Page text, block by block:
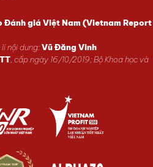
Đánh giá Việt Nam (Vietnam Report
nội dung:Vũ Đăng Vinh
, cấp ngày 16/10/2019; Bộ Khoa học và